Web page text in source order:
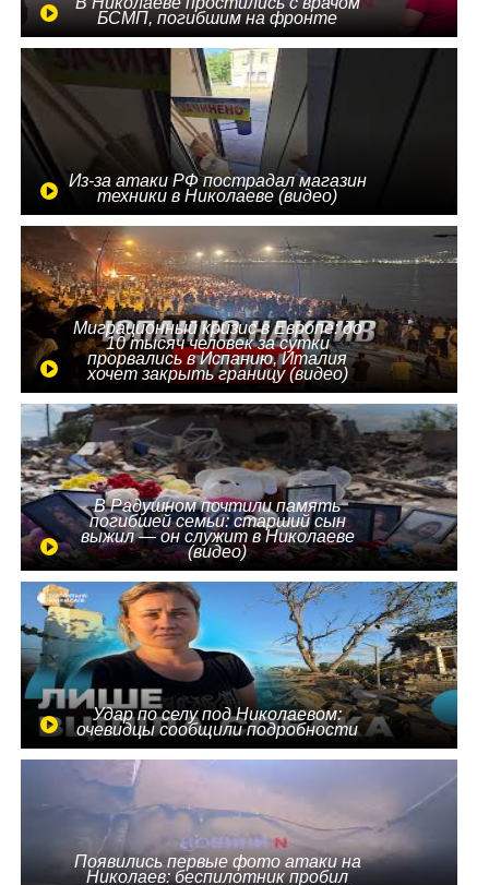
БСМП, погибшим на фронте
Из-за атаки РФ пострадал магазин
техники в Николаеве (видео)
Миграционный кризис в Европе: до
10 тысяч человек за сутки
прорвались в Испанию, Италия
хочет закрыть границу (видео)
В Радушном почтили память
погибшей семьи: старший сын
выжил — он служит в Николаеве
(видео)
Удар по селу под Николаевом:
очевидцы сообщили подробности
Появились первые фото атаки на
Николаев: беспилотник пробил